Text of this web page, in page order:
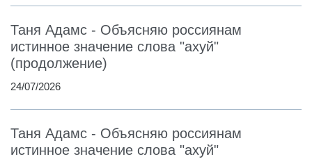
Таня Адамс - Объясняю россиянам
истинное значение слова "ахуй"
(продолжение)
24/07/2026
Таня Адамс - Объясняю россиянам
истинное значение слова "ахуй"